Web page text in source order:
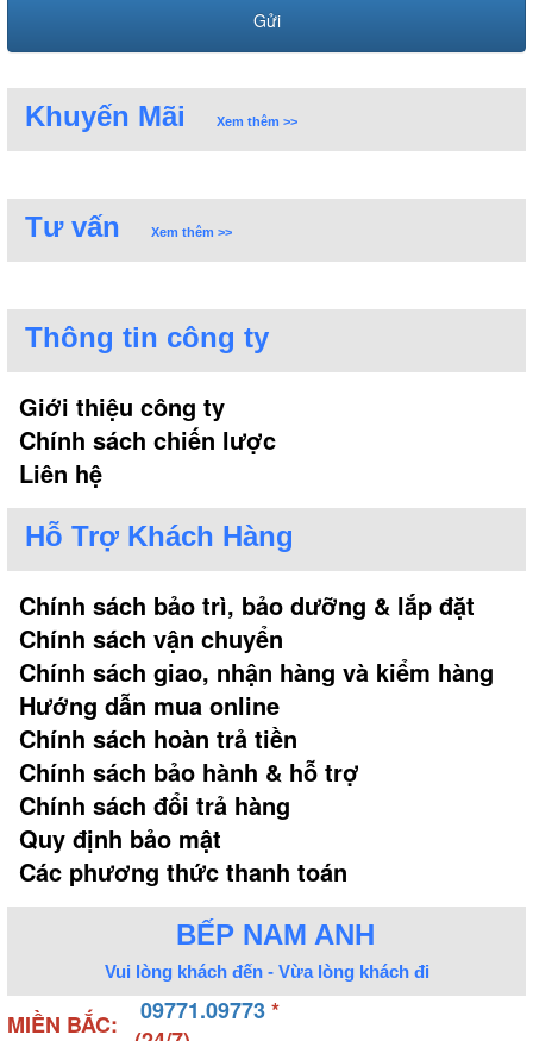
Khuyến Mãi Xem thêm >>
Tư vấn Xem thêm >>
Thông tin công ty
Giới thiệu công ty
Chính sách chiến lược
Liên hệ
Hỗ Trợ Khách Hàng
Chính sách bảo trì, bảo dưỡng & lắp đặt
Chính sách vận chuyển
Chính sách giao, nhận hàng và kiểm hàng
Hướng dẫn mua online
Chính sách hoàn trả tiền
Chính sách bảo hành & hỗ trợ
Chính sách đổi trả hàng
Quy định bảo mật
Các phương thức thanh toán
BẾP NAM ANH
Vui lòng khách đến - Vừa lòng khách đi
MIỀN BẮC: 09771.09773*